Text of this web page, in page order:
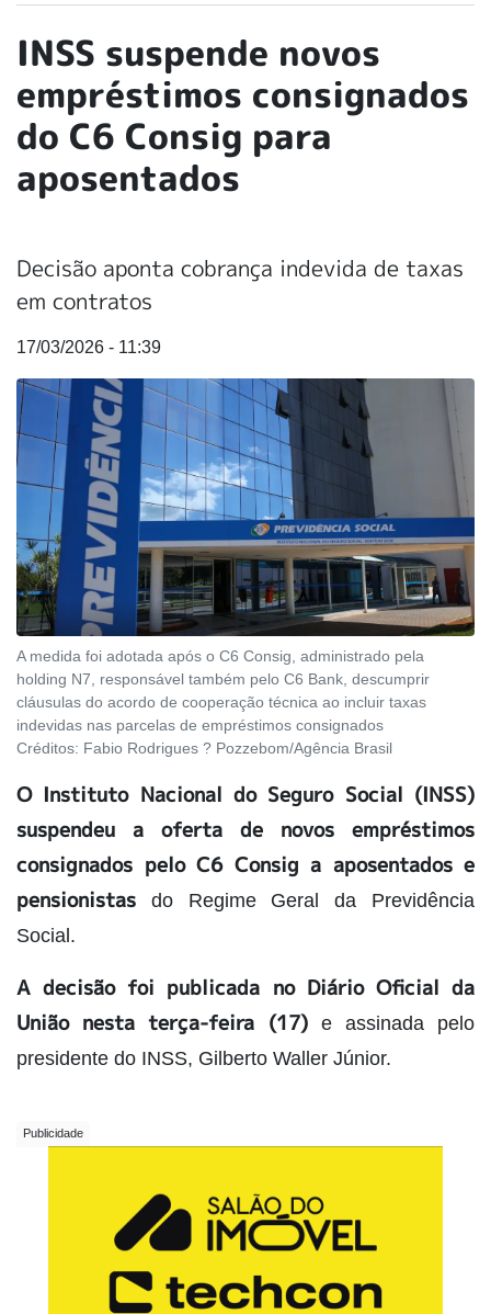
INSS suspende novos
empréstimos consignados
do C6 Consig para
aposentados
Decisão aponta cobrança indevida de taxas
em contratos
17/03/2026 - 11:39
A medida foi adotada após o C6 Consig, administrado pela
holding N7, responsável também pelo C6 Bank, descumprir
cláusulas do acordo de cooperação técnica ao incluir taxas
indevidas nas parcelas de empréstimos consignados
Créditos: Fabio Rodrigues ? Pozzebom/Agência Brasil
O Instituto Nacional do Seguro Social (INSS)
suspendeu a oferta de novos empréstimos
consignados pelo C6 Consig a aposentados e
pensionistas do Regime Geral da Previdência
Social.
A decisão foi publicada no Diário Oficial da
União nesta terça-feira (17) e assinada pelo
presidente do INSS, Gilberto Waller Júnior.